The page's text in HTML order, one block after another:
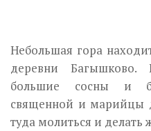
Небольшая гора
деревни
большие сосны и
священной и марийцы
туда молиться и